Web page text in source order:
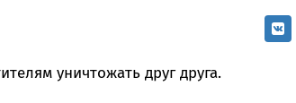
уничтожать друг друга.